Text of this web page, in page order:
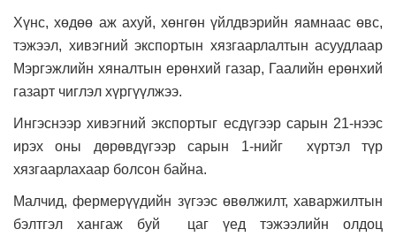
Хүнс, хөдөө аж ахуй, хөнгөн үйлдвэрийн яамнаас өвс,
тэжээл, хивэгний экспортын хязгаарлалтын асуудлаар
Мэргэжлийн хяналтын ерөнхий газар, Гаалийн ерөнхий
газарт чиглэл хүргүүлжээ.
Ингэснээр хивэгний экспортыг есдүгээр сарын 21-нээс
ирэх оны дөрөвдүгээр сарын 1-нийг хүртэл түр
хязгаарлахаар болсон байна.
Малчид, фермерүүдийн зүгээс өвөлжилт, хаваржилтын
бэлтгэл хангаж буй цаг үед тэжээлийн олдоц